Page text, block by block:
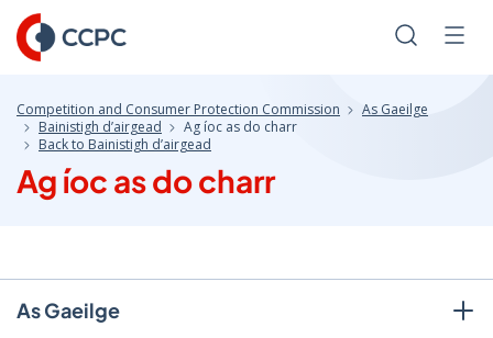
Skip
to
Content
Search
Competition and Consumer Protection Commission
As Gaeilge
Bainistigh d’airgead
Ag íoc as do charr
Back to Bainistigh d’airgead
Ag íoc as do charr
As Gaeilge